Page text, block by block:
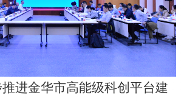
进金华市高能级科创平台建